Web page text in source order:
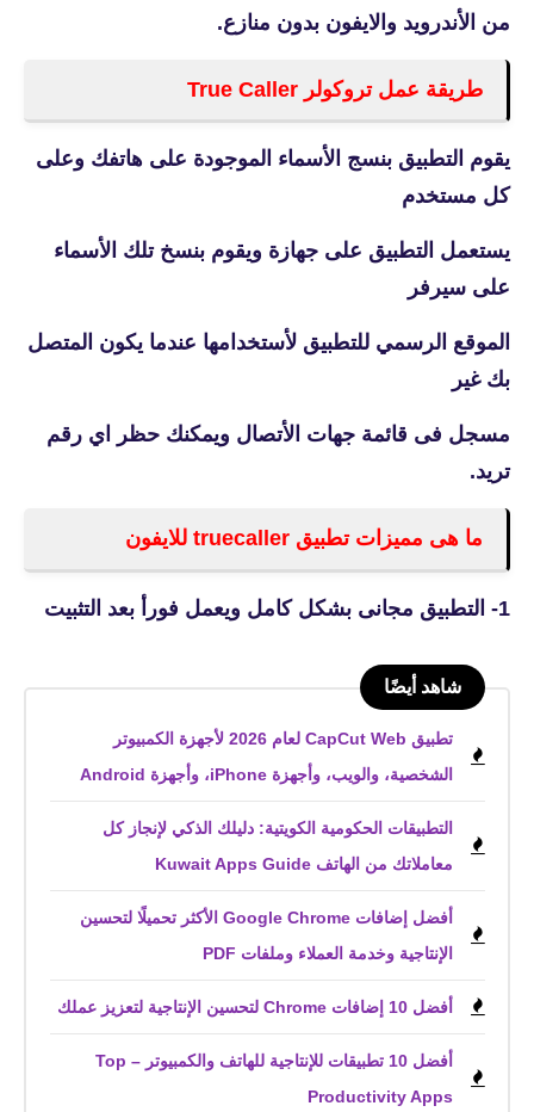
من الأندرويد والايفون بدون منازع.
طريقة عمل تروكولر True Caller
يقوم التطبيق بنسج الأسماء الموجودة على هاتفك وعلى
كل مستخدم
يستعمل التطبيق على جهازة ويقوم بنسخ تلك الأسماء
على سيرفر
الموقع الرسمي للتطبيق لأستخدامها عندما يكون المتصل
بك غير
مسجل فى قائمة جهات الأتصال ويمكنك حظر اي رقم
تريد.
ما هى مميزات تطبيق truecaller للايفون
1- التطبيق مجانى بشكل كامل ويعمل فورأ بعد التثبيت
شاهد أيضًا
تطبيق CapCut Web لعام 2026 لأجهزة الكمبيوتر
الشخصية، والويب، وأجهزة iPhone، وأجهزة Android
التطبيقات الحكومية الكويتية: دليلك الذكي لإنجاز كل
معاملاتك من الهاتف Kuwait Apps Guide
أفضل إضافات Google Chrome الأكثر تحميلًا لتحسين
الإنتاجية وخدمة العملاء وملفات PDF
أفضل 10 إضافات Chrome لتحسين الإنتاجية لتعزيز عملك
أفضل 10 تطبيقات للإنتاجية للهاتف والكمبيوتر – Top
Productivity Apps